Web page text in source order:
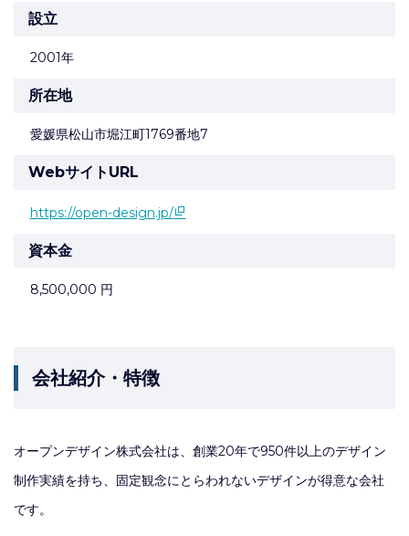
設立
2001年
所在地
愛媛県松山市堀江町1769番地7
WebサイトURL
https://open-design.jp/
資本金
8,500,000 円
会社紹介・特徴
オープンデザイン株式会社は、創業20年で950件以上のデザイン
制作実績を持ち、固定観念にとらわれないデザインが得意な会社
です。